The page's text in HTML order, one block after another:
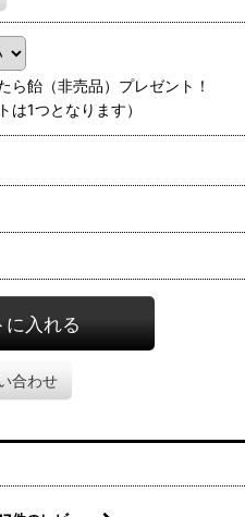
ら飴（非売品）プレゼント！
は1つとなります）
に入れる
合わせ